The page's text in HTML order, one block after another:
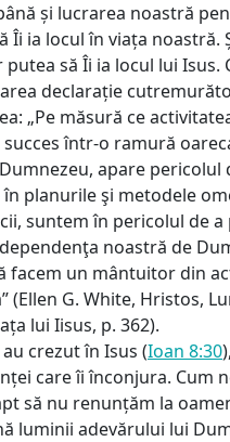
și lucrarea noastră
Îi ia locul în viața noastră.
putea să Îi ia locul lui Isus.
declarație
„Pe măsură ce
succes într-o ramură
apare pericolul
planurile şi metodele
suntem în pericolul de a
noastră de
facem un mântuitor din
(Ellen G. White, Hristos,
lui Iisus, p. 362).
crezut în Isus (Ioan 8:30
care îi înconjura. Cum
să nu renunțăm la
luminii adevărului lui